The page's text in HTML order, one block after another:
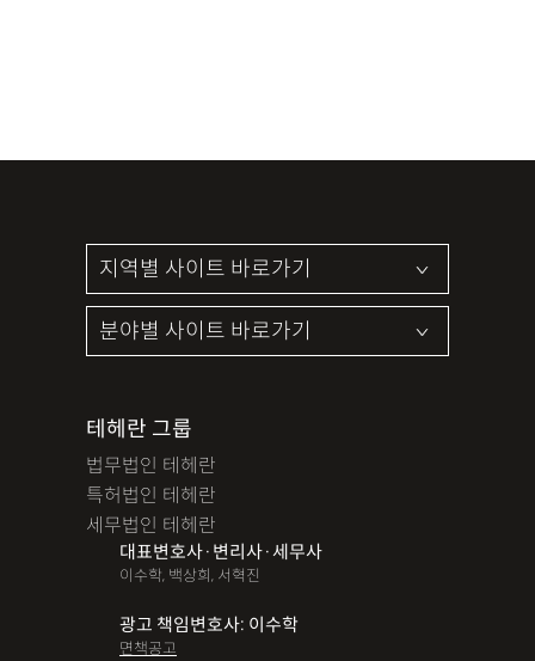
테헤란 그룹
법무법인 테헤란
특허법인 테헤란
세무법인 테헤란
대표변호사·변리사·세무사
이수학, 백상희, 서혁진
광고 책임변호사: 이수학
면책공고